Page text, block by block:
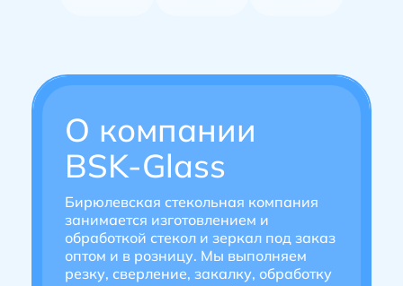
О компании
BSK-Glass
Бирюлевская стекольная компания
занимается изготовлением и
обработкой стекол и зеркал под заказ
оптом и в розницу. Мы выполняем
резку, сверление, закалку, обработку